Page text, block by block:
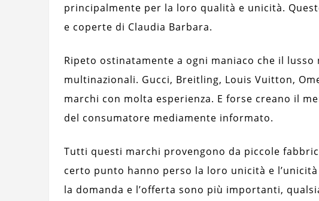
principalmente per la loro qualità e unicità.
e coperte di Claudia Barbara.
Ripeto ostinatamente a ogni maniaco che il
multinazionali. Gucci, Breitling, Louis Vuitton,
marchi con molta esperienza. E forse creano il
del consumatore mediamente informato.
Tutti questi marchi provengono da piccole
certo punto hanno perso la loro unicità e
la domanda e l’offerta sono più importanti,